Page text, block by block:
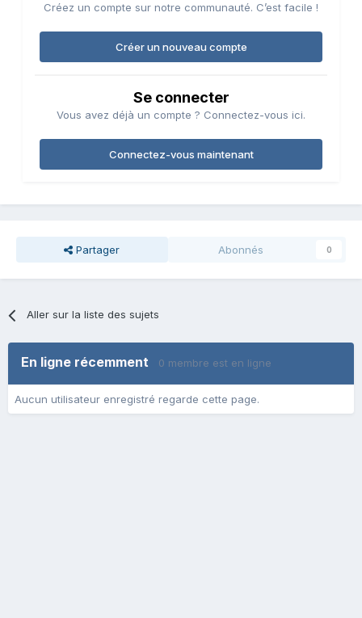
Créez un compte sur notre communauté. C’est facile !
Créer un nouveau compte
Se connecter
Vous avez déjà un compte ? Connectez-vous ici.
Connectez-vous maintenant
Partager Abonnés 0
Aller sur la liste des sujets
En ligne récemment 0 membre est en ligne
Aucun utilisateur enregistré regarde cette page.